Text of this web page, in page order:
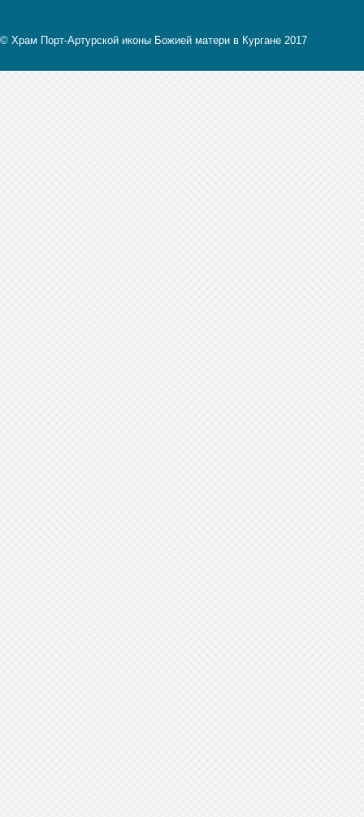
© Храм Порт-Артурской иконы Божией матери в Кургане 2017